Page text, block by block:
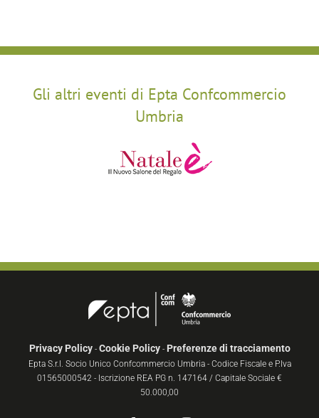
Gli altri eventi di Epta Confcommercio
Umbria
Privacy Policy- Cookie Policy- Preferenze di tracciamento
Epta S.r.l. Socio Unico Confcommercio Umbria - Codice Fiscale e P.Iva
01565000542 - Iscrizione REA PG n. 147164 / Capitale Sociale €
50.000,00